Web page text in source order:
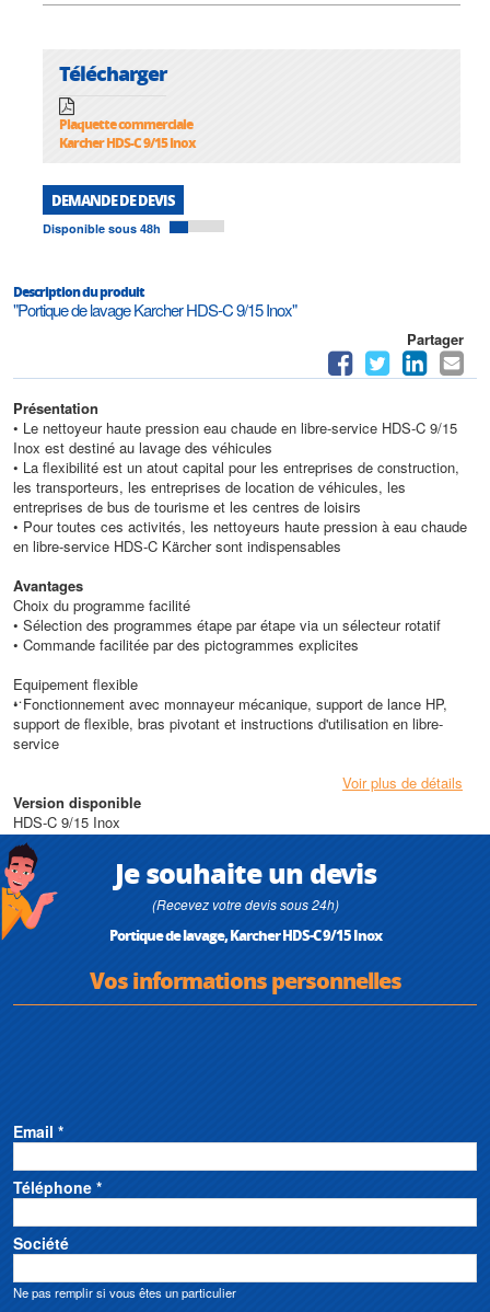
Télécharger
Plaquette commerciale
Karcher HDS-C 9/15 Inox
DEMANDE DE DEVIS
Disponible sous 48h
Description du produit
"Portique de lavage Karcher HDS-C 9/15 Inox"
Partager
Présentation
• Le nettoyeur haute pression eau chaude en libre-service HDS-C 9/15
Inox est destiné au lavage des véhicules
• La flexibilité est un atout capital pour les entreprises de construction,
les transporteurs, les entreprises de location de véhicules, les
entreprises de bus de tourisme et les centres de loisirs
• Pour toutes ces activités, les nettoyeurs haute pression à eau chaude
en libre-service HDS-C Kärcher sont indispensables
Avantages
Choix du programme facilité
• Sélection des programmes étape par étape via un sélecteur rotatif
• Commande facilitée par des pictogrammes explicites
Equipement flexible
• Fonctionnement avec monnayeur mécanique, support de lance HP,
support de flexible, bras pivotant et instructions d'utilisation en libre-
service
• Puissance raccordée (kW) : 6,8
• Pression de service (bar/MPa) : 150 / 15
• Système de chauffage de l’eau : Mazout
• Débit d'eau (l/h) : 900
• Type de courant (Ph) : 3 / 400 / 50
• Dimensions (l x L x h) (mm) : 1040 x 727 x 1360
Voir plus de détails
Version disponible
HDS-C 9/15 Inox
Je souhaite un devis
(Recevez votre devis sous 24h)
Portique de lavage, Karcher HDS-C 9/15 Inox
Vos informations personnelles
Email *
Téléphone *
Société
Ne pas remplir si vous êtes un particulier